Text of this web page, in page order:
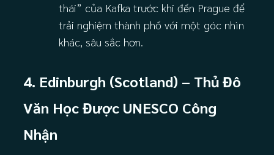
thái” của Kafka trước khi đến Prague để
trải nghiệm thành phố với một góc nhìn
khác, sâu sắc hơn.
4. Edinburgh (Scotland) – Thủ Đô
Văn Học Được UNESCO Công
Nhận